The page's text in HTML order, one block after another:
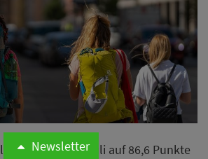
ist im Juli auf 86,6 Punkte
Newsletter